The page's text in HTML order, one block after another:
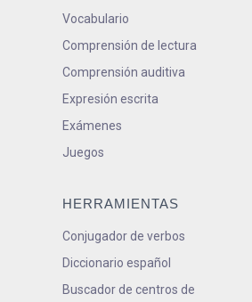
Vocabulario
Comprensión de lectura
Comprensión auditiva
Expresión escrita
Exámenes
Juegos
HERRAMIENTAS
Conjugador de verbos
Diccionario español
Buscador de centros de